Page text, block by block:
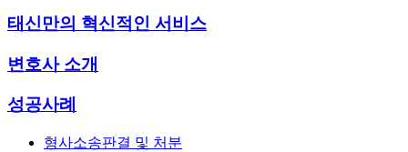
태신만의 혁신적인 서비스
변호사 소개
성공사례
형사소송판결 및 처분